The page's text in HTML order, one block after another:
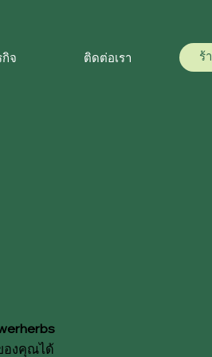
กิจ ติดต่อเรา ร้
องคุณได้